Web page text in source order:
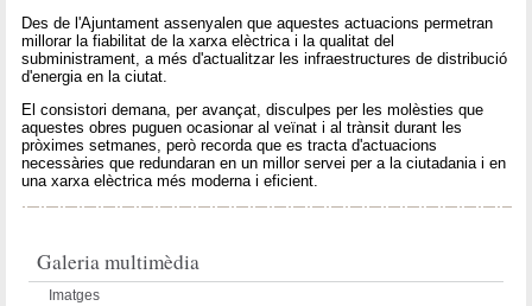
Des de l'Ajuntament assenyalen que aquestes actuacions permetran
millorar la fiabilitat de la xarxa elèctrica i la qualitat del
subministrament, a més d'actualitzar les infraestructures de distribució
d'energia en la ciutat.
El consistori demana, per avançat, disculpes per les molèsties que
aquestes obres puguen ocasionar al veïnat i al trànsit durant les
pròximes setmanes, però recorda que es tracta d'actuacions
necessàries que redundaran en un millor servei per a la ciutadania i en
una xarxa elèctrica més moderna i eficient.
Galeria multimèdia
Imatges